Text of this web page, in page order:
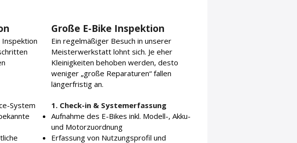
System
Große E-Bike Inspektion
Ein regelmäßiger Besuch in unserer
Meisterwerkstatt lohnt sich. Je eher
Kleinigkeiten behoben werden, desto
weniger „große Reparaturen“ fallen
längerfristig an.
1. Check-in & Systemerfassung
Aufnahme des E-Bikes inkl. Modell-, Akku-
und Motorzuordnung
Erfassung von Nutzungsprofil und